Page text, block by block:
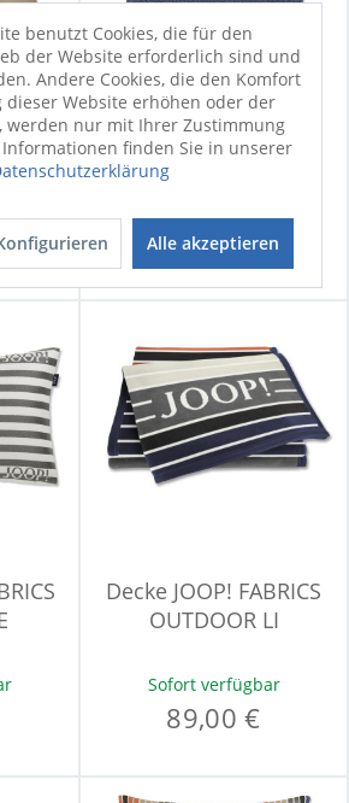
Kissen JOOP! FABRICS
OUTDOOR N
89,90 €
Decke JOOP! FABRICS
OUTDOOR LI
Sofort verfügbar
89,00 €
benutzt Cookies, die für den
der Website erforderlich sind und
Andere Cookies, die den Komfort
dieser Website erhöhen oder der
werden nur mit Ihrer Zustimmung
finden Sie in unserer
Alle akzeptieren